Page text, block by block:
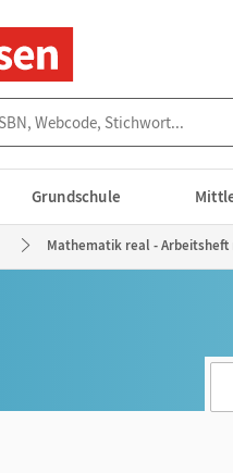
Grundschule
Mathematik real -